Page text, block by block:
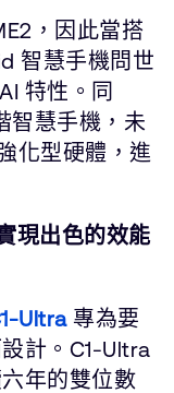
，因此當搭
智慧手機問世
特性。同
智慧手機，未
化型硬體，進
現出色的效能
Ultra專為要
計。C1-Ultra
年的雙位數